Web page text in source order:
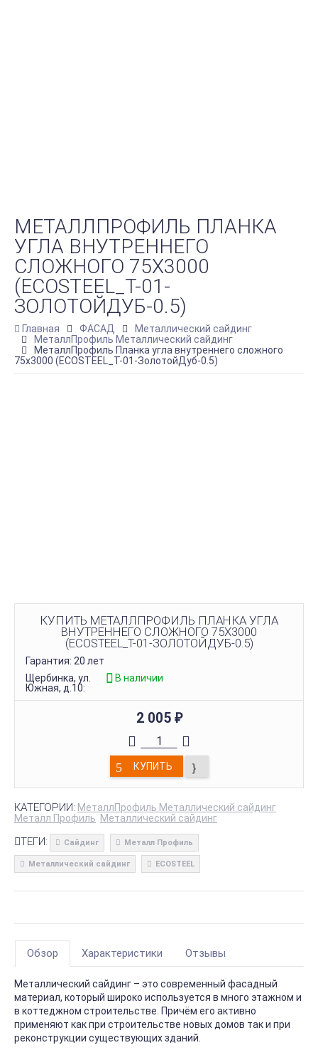
МЕТАЛЛПРОФИЛЬ ПЛАНКА
УГЛА ВНУТРЕННЕГО
СЛОЖНОГО 75Х3000
(ECOSTEEL_T-01-
ЗОЛОТОЙДУБ-0.5)
Главная ФАСАД
Металлический сайдинг
МеталлПрофиль Металлический сайдинг
МеталлПрофиль Планка угла внутреннего сложного
75х3000 (ECOSTEEL_T-01-ЗолотойДуб-0.5)
КУПИТЬ МЕТАЛЛПРОФИЛЬ ПЛАНКА УГЛА
ВНУТРЕННЕГО СЛОЖНОГО 75Х3000
(ECOSTEEL_T-01-ЗОЛОТОЙДУБ-0.5)
Гарантия: 20 лет
Щербинка, ул.
Южная, д.10:
В наличии
2 005 ₽
КУПИТЬ
КАТЕГОРИИ: МеталлПрофиль Металлический сайдинг
Металл Профиль Металлический сайдинг
ТЕГИ: Сайдинг Металл Профиль
Металлический сайдинг ECOSTEEL
Обзор Характеристики Отзывы
Металлический сайдинг – это современный фасадный
материал, который широко используется в много этажном и
в коттеджном строительстве. Причём его активно
применяют как при строительстве новых домов так и при
реконструкции существующих зданий.